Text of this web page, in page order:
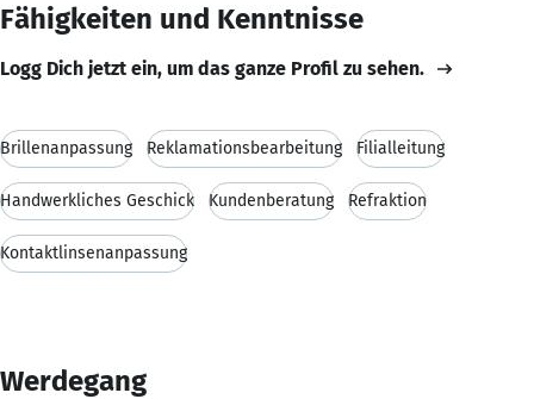
Fähigkeiten und Kenntnisse
Logg Dich jetzt ein, um das ganze Profil zu sehen.
Brillenanpassung Reklamationsbearbeitung Filialleitung
Handwerkliches Geschick Kundenberatung Refraktion
Kontaktlinsenanpassung
Werdegang